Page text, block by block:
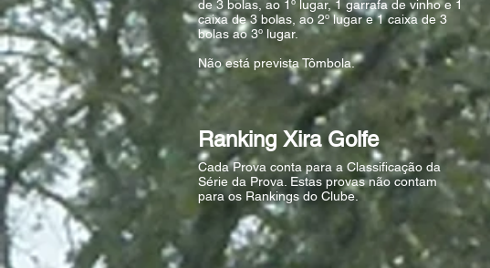
de 3 bolas, ao 1º lugar, 1 garrafa de vinho e 1
caixa de 3 bolas, ao 2º lugar e 1 caixa de 3
bolas ao 3º lugar.
Não está prevista Tômbola.
Ranking Xira Golfe
Cada Prova conta para a Classificação da
Série da Prova. Estas provas não contam
para os Rankings do Clube.